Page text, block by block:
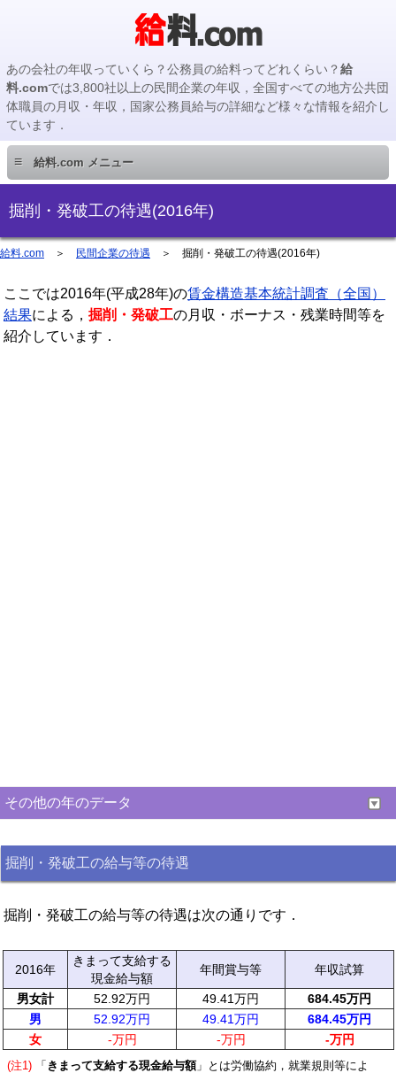
あの会社の年収っていくら？公務員の給料ってどれくらい？給
料.comでは3,800社以上の民間企業の年収，全国すべての地方公共団
体職員の月収・年収，国家公務員給与の詳細など様々な情報を紹介し
ています．
≡ 給料.com メニュー
民間企業編
国家公務員編
地方公務員編
地方公務員給料検索
掘削・発破工の待遇(2016年)
給料.com ＞ 民間企業の待遇 ＞ 掘削・発破工の待遇(2016年)
ここでは2016年(平成28年)の賃金構造基本統計調査（全国）
結果による， 掘削・発破工の月収・ボーナス・残業時間等を
紹介しています．
その他の年のデータ
掘削・発破工の給与等の待遇
掘削・発破工の給与等の待遇は次の通りです．
2016年
きまって支給する
現金給与額
年間賞与等 年収試算
男女計 52.92万円 49.41万円
684.45万円
男
52.92万円 49.41万円
684.45万円
女
-万円 -万円 -万円
(注1) 「 きまって支給する現金給与額」とは労働協約，就業規則等によ